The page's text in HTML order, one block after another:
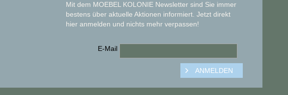
Mit dem MOEBEL KOLONIE Newsletter sind Sie immer
bestens über aktuelle Aktionen informiert. Jetzt direkt
hier anmelden und nichts mehr verpassen!
E-Mail